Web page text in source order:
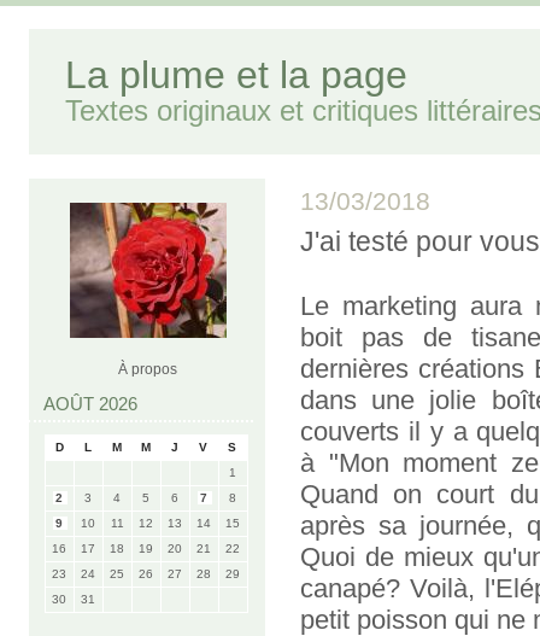
La plume et la page
Textes originaux et critiques
À propos
AOÛT 2026
D L M M J V
S
1
2
3 4 5 6 7
8
9
10 11 12 13 14
15
16
17 18 19 20 21
22
23
24 25 26 27 28
29
30
31
13/03/2018
J'ai testé pour
Le marketing aura
boit pas de
dernières créations
dans une jolie
couverts il y a
à "Mon moment
Quand on court
après sa journée,
Quoi de mieux
canapé? Voilà,
petit poisson qui ne